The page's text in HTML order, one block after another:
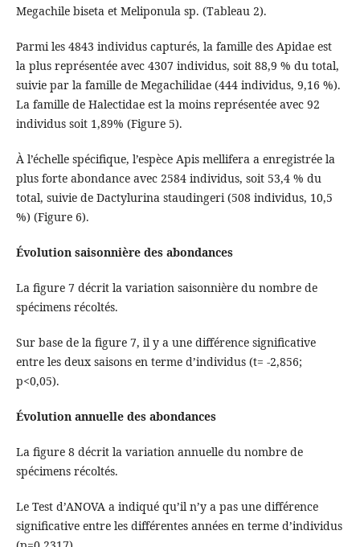
Megachile biseta et Meliponula sp. (Tableau 2).
Parmi les 4843 individus capturés, la famille des Apidae est
la plus représentée avec 4307 individus, soit 88,9 % du total,
suivie par la famille de Megachilidae (444 individus, 9,16 %).
La famille de Halectidae est la moins représentée avec 92
individus soit 1,89% (Figure 5).
À l’échelle spécifique, l’espèce Apis mellifera a enregistrée la
plus forte abondance avec 2584 individus, soit 53,4 % du
total, suivie de Dactylurina staudingeri (508 individus, 10,5
%) (Figure 6).
Évolution saisonnière des abondances
La figure 7 décrit la variation saisonnière du nombre de
spécimens récoltés.
Sur base de la figure 7, il y a une différence significative
entre les deux saisons en terme d’individus (t= -2,856;
p<0,05).
Évolution annuelle des abondances
La figure 8 décrit la variation annuelle du nombre de
spécimens récoltés.
Le Test d’ANOVA a indiqué qu’il n’y a pas une différence
significative entre les différentes années en terme d’individus